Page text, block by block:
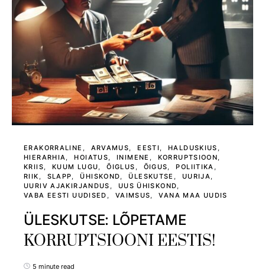
ERAKORRALINE ARVAMUS EESTI
HALDUSKIUS
HIERARHIA
HOIATUS INIMENE
KORRUPTSIOON
KRIIS
KUUM LUGU ÕIGLUS ÕIGUS
POLIITIKA
RIIK
SLAPP ÜHISKOND ÜLESKUTSE
UURIJA
UURIV AJAKIRJANDUS
UUS ÜHISKOND
VABA EESTI UUDISED
VAIMSUS VANA MAA UUDIS
ÜLESKUTSE: LÕPETAME
KORRUPTSIOONI EESTIS!
5 minute read